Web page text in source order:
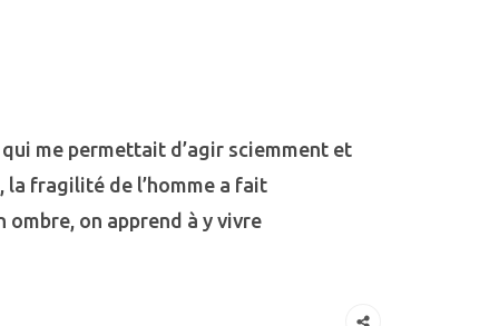
me permettait d’agir sciemment et
la fragilité de l’homme a fait
on apprend à y vivre